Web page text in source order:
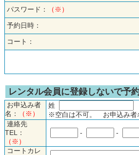
パスワード： （※）
予約日時：
コート：
レンタル会員に登録しないで予
お申込み者
名：
（※）
姓
※空白は不可。 お申込み者
連絡先
TEL：
（※）
- -
コートカレ